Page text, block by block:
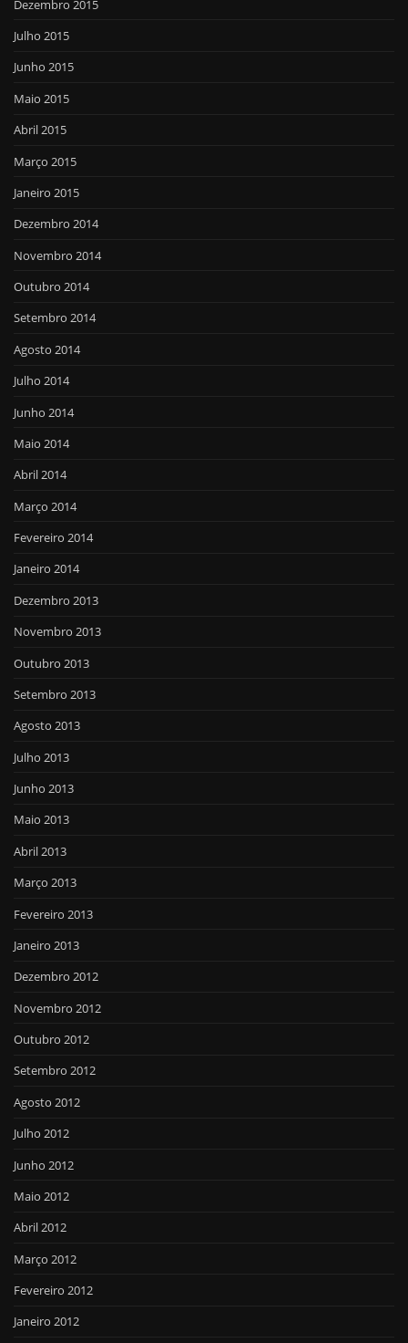
Dezembro 2015
Julho 2015
Junho 2015
Maio 2015
Abril 2015
Março 2015
Janeiro 2015
Dezembro 2014
Novembro 2014
Outubro 2014
Setembro 2014
Agosto 2014
Julho 2014
Junho 2014
Maio 2014
Abril 2014
Março 2014
Fevereiro 2014
Janeiro 2014
Dezembro 2013
Novembro 2013
Outubro 2013
Setembro 2013
Agosto 2013
Julho 2013
Junho 2013
Maio 2013
Abril 2013
Março 2013
Fevereiro 2013
Janeiro 2013
Dezembro 2012
Novembro 2012
Outubro 2012
Setembro 2012
Agosto 2012
Julho 2012
Junho 2012
Maio 2012
Abril 2012
Março 2012
Fevereiro 2012
Janeiro 2012